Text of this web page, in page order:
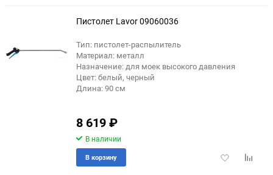
Пистолет Lavor 09060036
Тип: пистолет-распылитель
Материал: металл
Назначение: для моек высокого давления
Цвет: белый, черный
Длина: 90 см
8 619₽
В наличии
Добавить
В корзину